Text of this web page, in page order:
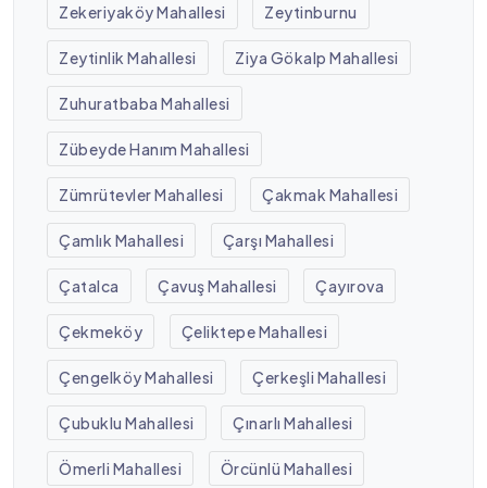
Zekeriyaköy Mahallesi Zeytinburnu
Zeytinlik Mahallesi Ziya Gökalp Mahallesi
Zuhuratbaba Mahallesi
Zübeyde Hanım Mahallesi
Zümrütevler Mahallesi Çakmak Mahallesi
Çamlık Mahallesi Çarşı Mahallesi
Çatalca Çavuş Mahallesi Çayırova
Çekmeköy Çeliktepe Mahallesi
Çengelköy Mahallesi Çerkeşli Mahallesi
Çubuklu Mahallesi Çınarlı Mahallesi
Ömerli Mahallesi Örcünlü Mahallesi